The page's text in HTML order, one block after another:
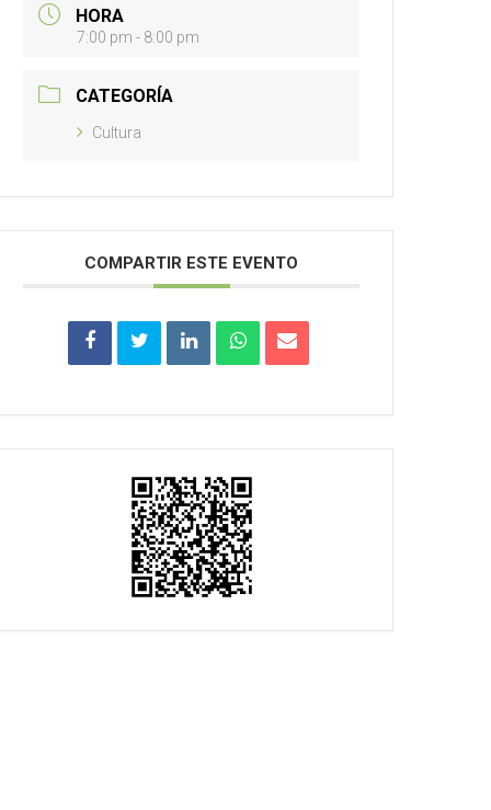
HORA
7:00 pm - 8:00 pm
CATEGORÍA
Cultura
COMPARTIR ESTE EVENTO